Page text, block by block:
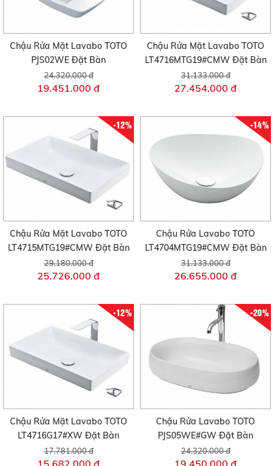
Chậu Rửa Mặt Lavabo TOTO
PJS02WE Đặt Bàn
24.320.000 đ
19.451.000 đ
Chậu Rửa Mặt Lavabo TOTO
LT4716MTG19#CMW Đặt Bàn
31.133.000 đ
27.454.000 đ
-12%
Chậu Rửa Mặt Lavabo TOTO
LT4715MTG19#CMW Đặt Bàn
29.180.000 đ
25.726.000 đ
-14%
Chậu Rửa Lavabo TOTO
LT4704MTG19#CMW Đặt Bàn
31.133.000 đ
26.655.000 đ
-12%
Chậu Rửa Mặt Lavabo TOTO
LT4716G17#XW Đặt Bàn
17.781.000 đ
15.682.000 đ
-20%
Chậu Rửa Lavabo TOTO
PJS05WE#GW Đặt Bàn
24.320.000 đ
19.450.000 đ